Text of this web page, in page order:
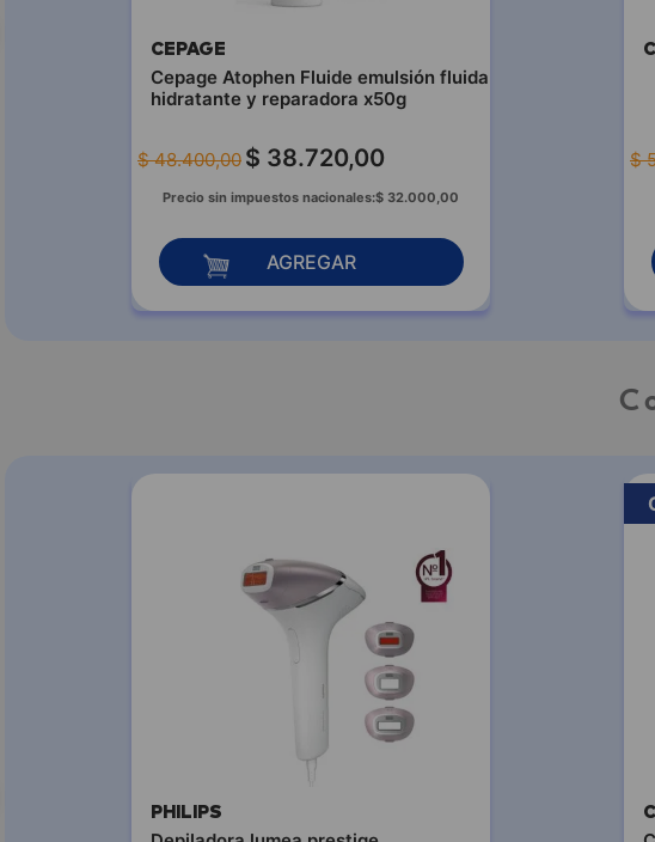
CEPAGE
Cepage Atophen Fluide emulsión fluida
hidratante y reparadora x50g
$ 48.400,00 $ 38.720,00
Precio sin impuestos nacionales:$ 32.000,00
AGREGAR
$
PHILIPS